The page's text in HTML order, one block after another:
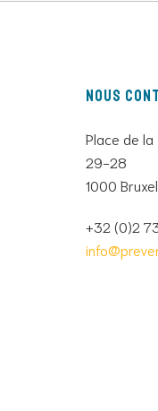
Nous
Place de la
29-28
1000
+32 (0)2